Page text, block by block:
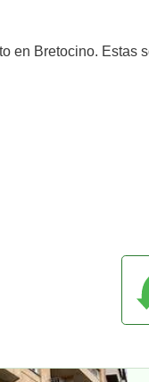
en Bretocino. Estas